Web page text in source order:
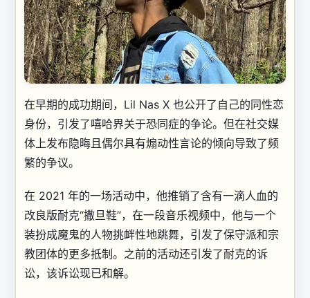
在早期的成功期间，Lil Nas X 也公开了自己的同性恋
身份，引发了嘻哈界关于恐同症的争论。但在社交媒
体上发布隐晦且偶尔具有煽动性言论的倾向导致了频
繁的争议。
在 2021 年的一场活动中，他推销了含有一滴人血的
改良版耐克“撒旦鞋”，在一段音乐视频中，他与一个
装扮成魔鬼的人物挑衅性地跳舞，引发了保守派和宗
教团体的更多抵制。之前的活动还引发了耐克的诉
讼，该诉讼现已和解。